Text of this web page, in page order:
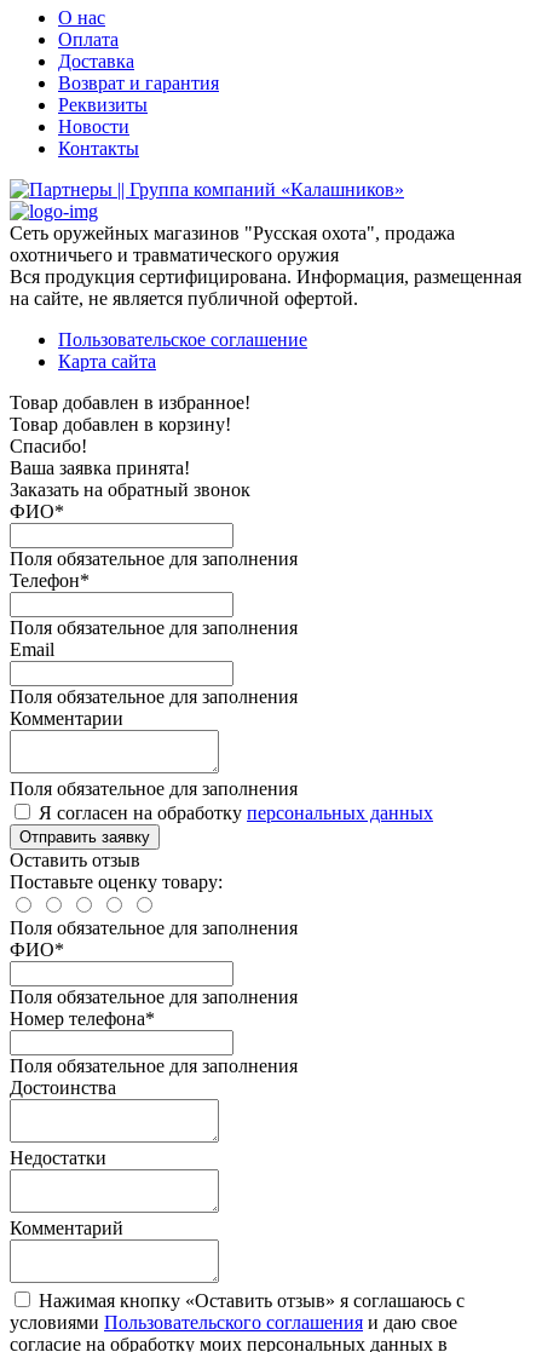
О нас
Оплата
Доставка
Возврат и гарантия
Реквизиты
Новости
Контакты
Сеть оружейных магазинов "Русская охота", продажа
охотничьего и травматического оружия
Вся продукция сертифицирована. Информация, размещенная
на сайте, не является публичной офертой.
Пользовательское соглашение
Карта сайта
Товар добавлен в избранное!
Товар добавлен в корзину!
Спасибо!
Ваша заявка принята!
Заказать на обратный звонок
ФИО*
Поля обязательное для заполнения
Телефон*
Поля обязательное для заполнения
Email
Поля обязательное для заполнения
Комментарии
Поля обязательное для заполнения
Я согласен на обработку персональных данных
Отправить заявку
Оставить отзыв
Поставьте оценку товару:
Поля обязательное для заполнения
ФИО*
Поля обязательное для заполнения
Номер телефона*
Поля обязательное для заполнения
Достоинства
Недостатки
Комментарий
Нажимая кнопку «Оставить отзыв» я соглашаюсь с
условиями Пользовательского соглашения и даю свое
согласие на обработку моих персональных данных в